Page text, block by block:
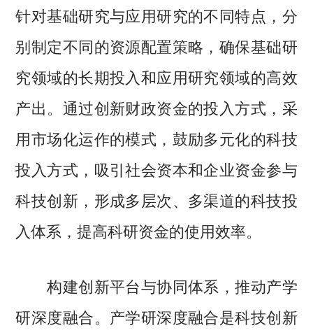
针对基础研究与应用研究的不同特点，分
别制定不同的资源配置策略，确保基础研
究领域的长期投入和应用研究领域的高效
产出。通过创新财政资金的投入方式，采
用市场化运作的模式，鼓励多元化的科技
投入方式，吸引社会资本和企业资金参与
科技创新，形成多层次、多渠道的科技投
入体系，提高科研资金的使用效率。
构建创新平台与协同体系，推动产学
研深度融合。产学研深度融合是科技创新